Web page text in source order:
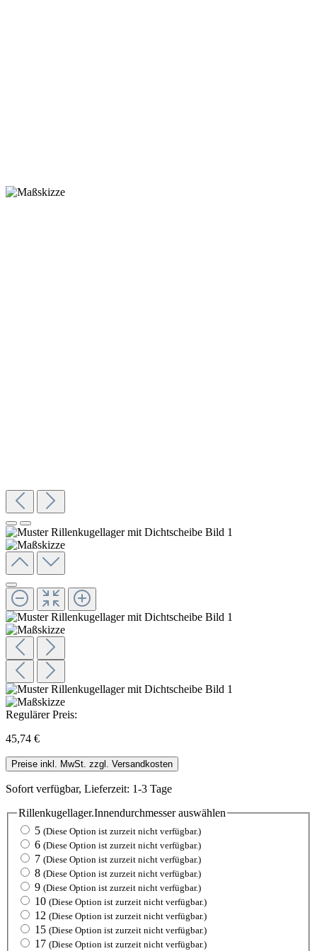
Regulärer Preis:
45,74 €
Preise inkl. MwSt. zzgl. Versandkosten
Sofort verfügbar, Lieferzeit: 1-3 Tage
Rillenkugellager.Innendurchmesserauswählen
5 (Diese Option ist zurzeit nicht verfügbar.)
6 (Diese Option ist zurzeit nicht verfügbar.)
7 (Diese Option ist zurzeit nicht verfügbar.)
8 (Diese Option ist zurzeit nicht verfügbar.)
9 (Diese Option ist zurzeit nicht verfügbar.)
10 (Diese Option ist zurzeit nicht verfügbar.)
12 (Diese Option ist zurzeit nicht verfügbar.)
15 (Diese Option ist zurzeit nicht verfügbar.)
17 (Diese Option ist zurzeit nicht verfügbar.)